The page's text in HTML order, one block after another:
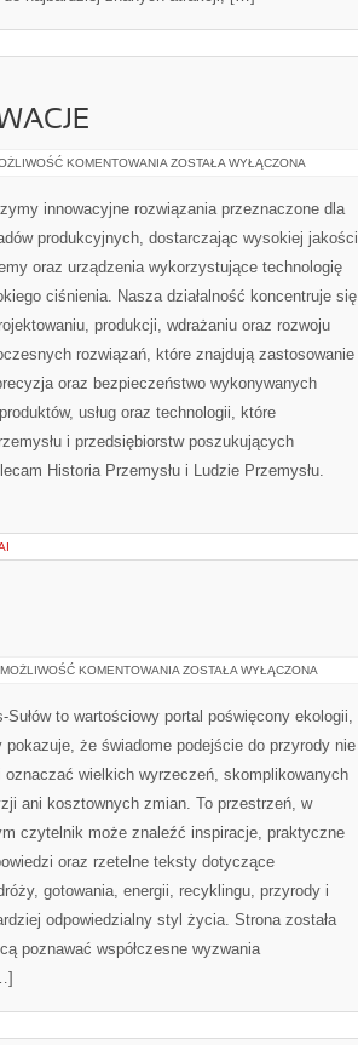
KOMENTOWANIA TECHNOLOGIE
ZOSTAŁA WYŁĄCZONA
innowacyjne rozwiązania przeznaczone dla
produkcyjnych, dostarczając wysokiej jakości
oraz urządzenia wykorzystujące technologię
ciśnienia. Nasza działalność koncentruje się
produkcji, wdrażaniu oraz rozwoju
rozwiązań, które znajdują zastosowanie
oraz bezpieczeństwo wykonywanych
usług oraz technologii, które
i przedsiębiorstw poszukujących
Historia Przemysłu i Ludzie Przemysłu.
MOŻLIWOŚĆ KOMENTOWANIA CZYTELNICZY
ZOSTAŁA WYŁĄCZONA
Sułów to wartościowy portal poświęcony ekologii,
pokazuje, że świadome podejście do przyrody nie
oznaczać wielkich wyrzeczeń, skomplikowanych
ani kosztownych zmian. To przestrzeń, w
czytelnik może znaleźć inspiracje, praktyczne
oraz rzetelne teksty dotyczące
gotowania, energii, recyklingu, przyrody i
odpowiedzialny styl życia. Strona została
poznawać współczesne wyzwania